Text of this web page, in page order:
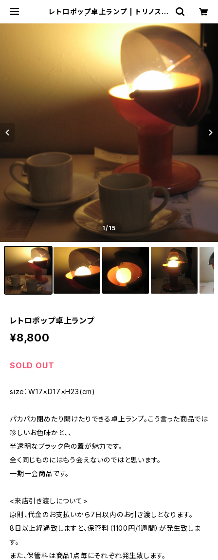
レトロポップ卓上ランプ | トリノス-t
ルショップ・古着
1/15
レトロポップ卓上ランプ
¥8,800
SOLD OUT
size：W17×D17×H23(cm)
パカパカ閉めたり開けたりできる卓上ランプ。こう言った商品では
珍しいお色味かと、、
半透明なブラック色の蓋が魅力です。
全く同じものにはもう会えないのではと思います。
一期一会商品です。
<来店引き渡しについて>
原則、代金のお支払いから7日以内のお引き渡しとなります。
8日以上経過致しますと、保管料（1100円/1週間）が発生致しま
す。
また、保管料は商品1点毎にそれぞれ発生致します。